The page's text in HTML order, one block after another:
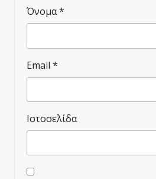
Όνομα*
Email *
Ιστοσελίδα